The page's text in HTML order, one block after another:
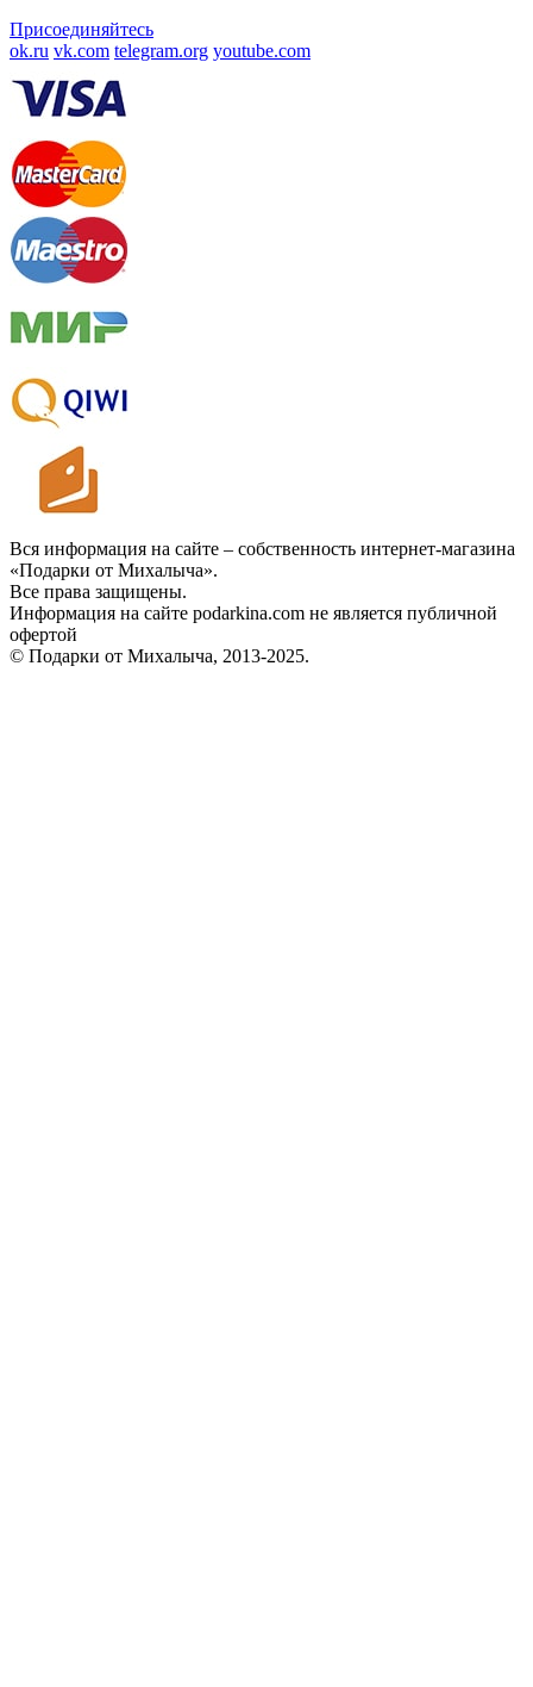
Присоединяйтесь
ok.ru vk.com telegram.org youtube.com
Вся информация на сайте – собственность интернет-магазина
«Подарки от Михалыча».
Все права защищены.
Информация на сайте podarkina.com не является публичной
офертой
© Подарки от Михалыча, 2013-2025.